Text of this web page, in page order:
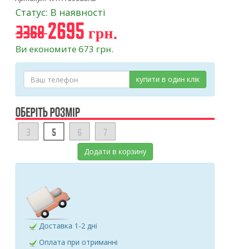
Статус: В наявності
33682695 грн.
Ви економите 673 грн.
купити в один клік
ОБЕРІТЬ РОЗМІР
3 5 6 7
Додати в корзину
Доставка 1-2 дні
Оплата при отриманні